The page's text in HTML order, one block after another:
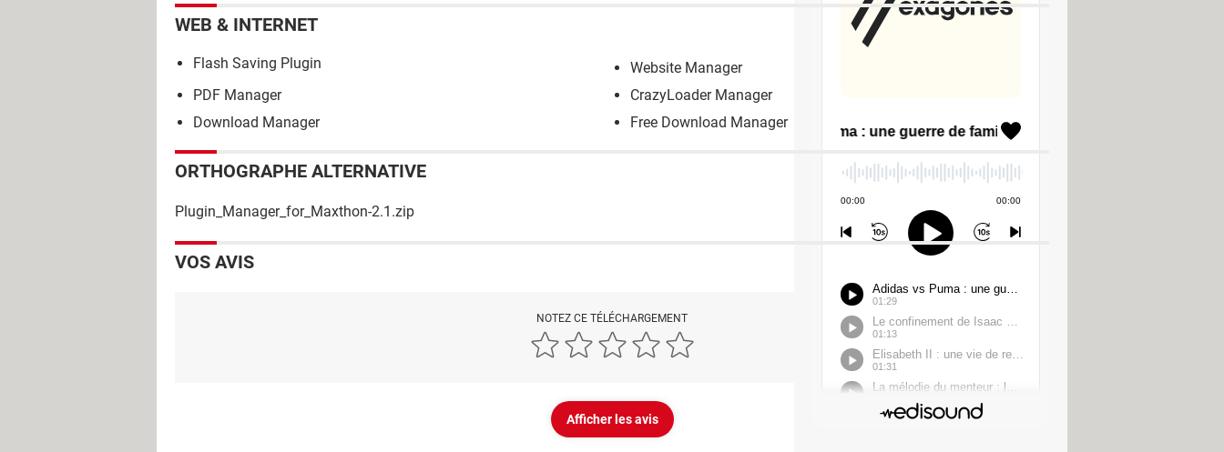
WEB & INTERNET
Flash Saving Plugin
Website Manager
PDF Manager
CrazyLoader Manager
Download Manager
Free Download Manager
ORTHOGRAPHE ALTERNATIVE
Plugin_Manager_for_Maxthon-2.1.zip
VOS AVIS
NOTEZ CE TÉLÉCHARGEMENT
Afficher les avis